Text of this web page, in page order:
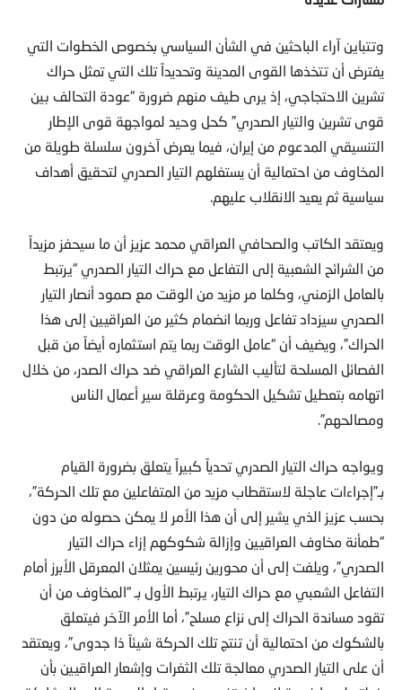
يفترض أن تتخذها القوى المدينة وتحديداً تلك التي تمثل حراك
تشرين الاحتجاجي، إذ يرى طيف منهم ضرورة “عودة التحالف بين
قوى تشرين والتيار الصدري” كحل وحيد لمواجهة قوى الإطار
التنسيقي المدعوم من إيران، فيما يعرض آخرون سلسلة طويلة من
المخاوف من احتمالية أن يستغلهم التيار الصدري لتحقيق أهداف
سياسية ثم يعيد الانقلاب عليهم.
من الشرائح الشعبية إلى التفاعل مع حراك التيار الصدري “يرتبط
بالعامل الزمني، وكلما مر مزيد من الوقت مع صمود أنصار التيار
الصدري سيزداد تفاعل وربما انضمام كثير من العراقيين إلى هذا
الحراك”، ويضيف أن “عامل الوقت ربما يتم استثماره أيضاً من قبل
الفصائل المسلحة لتأليب الشارع العراقي ضد حراك الصدر، من خلال
اتهامه بتعطيل تشكيل الحكومة وعرقلة سير أعمال الناس
ومصالحهم”.
بـ”إجراءات عاجلة لاستقطاب مزيد من المتفاعلين مع تلك الحركة”،
بحسب عزيز الذي يشير إلى أن هذا الأمر لا يمكن حصوله من دون
“طمأنة مخاوف العراقيين وإزالة شكوكهم إزاء حراك التيار
الصدري”، ويلفت إلى أن محورين رئيسين يمثلان المعرقل الأبرز أمام
التفاعل الشعبي مع حراك التيار، يرتبط الأول بـ “المخاوف من أن
تقود مساندة الحراك إلى نزاع مسلح”، أما الأمر الآخر فيتعلق
بالشكوك من احتمالية أن تنتج تلك الحركة شيئاً ذا جدوى”، ويعتقد
أن على التيار الصدري معالجة تلك الثغرات وإشعار العراقيين بأن
خطته لديها فرصة لإحداث تغيير جذري قبل الدعوة إلى المشاركة